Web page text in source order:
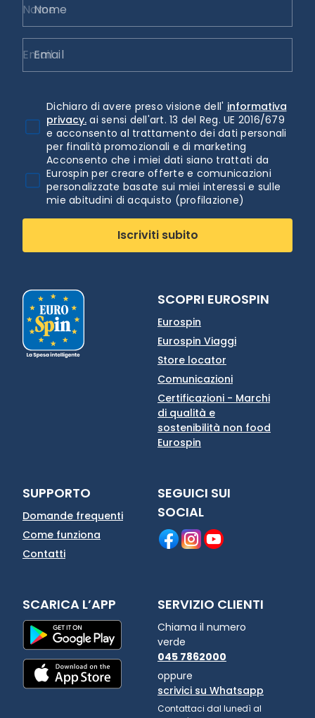
Nome
Email
Dichiaro di avere preso visione dell' informativa
privacy. ai sensi dell'art. 13 del Reg. UE 2016/679
e acconsento al trattamento dei dati personali
per finalità promozionali e di marketing
Acconsento che i miei dati siano trattati da
Eurospin per creare offerte e comunicazioni
personalizzate basate sui miei interessi e sulle
mie abitudini di acquisto (profilazione)
Iscriviti subito
SCOPRI EUROSPIN
Eurospin
Eurospin Viaggi
Store locator
Comunicazioni
Certificazioni - Marchi
di qualità e
sostenibilità non food
Eurospin
SUPPORTO
Domande frequenti
Come funziona
Contatti
SEGUICI SUI
SOCIAL
SCARICA L’APP SERVIZIO CLIENTI
Chiama il numero
verde
045 7862000
oppure
scrivici su Whatsapp
Contattaci dal lunedì al